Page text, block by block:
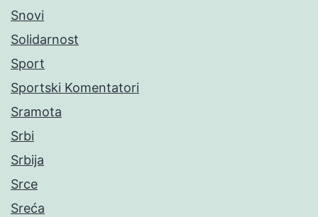
Snovi
Solidarnost
Sport
Sportski Komentatori
Sramota
Srbi
Srbija
Srce
Sreća